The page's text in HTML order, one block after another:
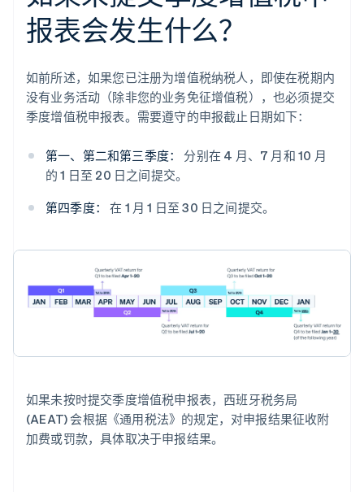
报表会发生什么？
如前所述，如果您已注册为增值税纳税人，即使在税期内
没有业务活动（除非您的业务免征增值税），也必须提交
季度增值税申报表。需要遵守的申报截止日期如下：
第一、第二和第三季度：
分别在 4 月、7 月和 10 月
的 1 日至 20 日之间提交。
第四季度：
在 1 月 1 日至 30 日之间提交。
如果未按时提交季度增值税申报表，西班牙税务局
(AEAT) 会根据《通用税法》的规定，对申报结果征收附
加费或罚款，具体取决于申报结果。